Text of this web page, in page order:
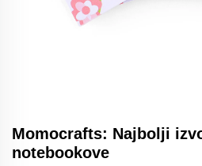
Momocrafts: Najbolji
notebookove